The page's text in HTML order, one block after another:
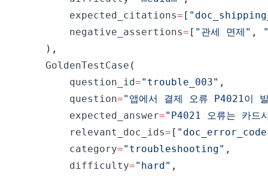
        expected_citations
= [
        negative_assertions
= [ "관세 면제" ,
) ,
    GoldenTestCase
(
        question_id
="trouble_003" ,
        question
="앱에서 결제 오류 P4021이
        expected_answer
="P4021 오류는 카드
        relevant_doc_ids
= [
        category
="troubleshooting" ,
        difficulty
="hard" ,